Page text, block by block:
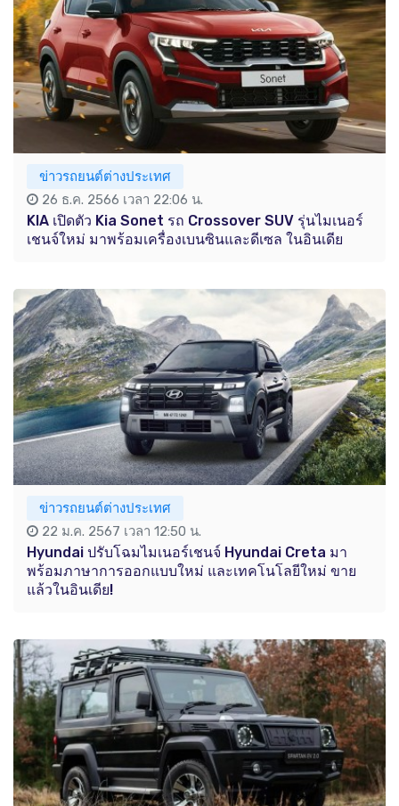
ข่าวรถยนต์ต่างประเทศ
26 ธ.ค. 2566 เวลา 22:06 น.
KIA เปิดตัว Kia Sonet รถ Crossover SUV รุ่นไมเนอร์
เชนจ์ใหม่ มาพร้อมเครื่องเบนซินและดีเซล ในอินเดีย
ข่าวรถยนต์ต่างประเทศ
22 ม.ค. 2567 เวลา 12:50 น.
Hyundai ปรับโฉมไมเนอร์เชนจ์ Hyundai Creta มา
พร้อมภาษาการออกแบบใหม่ และเทคโนโลยีใหม่ ขาย
แล้วในอินเดีย!